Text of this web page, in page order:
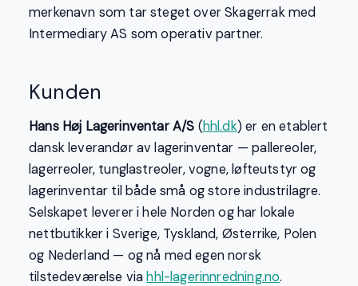
merkenavn som tar steget over Skagerrak med
Intermediary AS som operativ partner.
Kunden
Hans Høj Lagerinventar A/S (hhl.dk) er en etablert
dansk leverandør av lagerinventar — pallereoler,
lagerreoler, tunglastreoler, vogne, løfteutstyr og
lagerinventar til både små og store industrilagre.
Selskapet leverer i hele Norden og har lokale
nettbutikker i Sverige, Tyskland, Østerrike, Polen
og Nederland — og nå med egen norsk
tilstedeværelse viahhl-lagerinnredning.no.